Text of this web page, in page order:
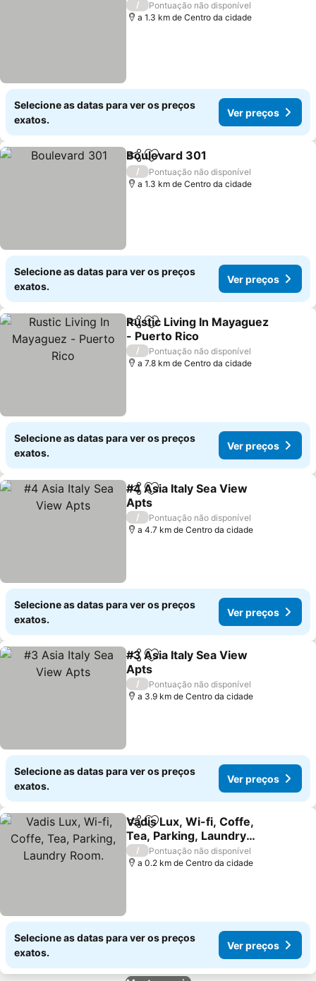
/
Pontuação não disponível
a 1.3 km de Centro da cidade
Selecione as datas para ver os preços
exatos.
Ver preços
PartilharAdicionar aos favoritos
Boulevard 301
/
Pontuação não disponível
a 1.3 km de Centro da cidade
Selecione as datas para ver os preços
exatos.
Ver preços
PartilharAdicionar aos favoritos
Rustic Living In Mayaguez
- Puerto Rico
Ver preços
/
Pontuação não disponível
a 7.8 km de Centro da cidade
Selecione as datas para ver os preços
exatos.
Ver preços
PartilharAdicionar aos favoritos
#4 Asia Italy Sea View
Apts
Ver preços
/
Pontuação não disponível
a 4.7 km de Centro da cidade
Selecione as datas para ver os preços
exatos.
Ver preços
PartilharAdicionar aos favoritos
#3 Asia Italy Sea View
Apts
Ver preços
/
Pontuação não disponível
a 3.9 km de Centro da cidade
Selecione as datas para ver os preços
exatos.
Ver preços
PartilharAdicionar aos favoritos
Vadis Lux, Wi-fi, Coffe,
Tea, Parking, Laundry
Room.
Ver preços
/
Pontuação não disponível
a 0.2 km de Centro da cidade
Selecione as datas para ver os preços
exatos.
Ver preços